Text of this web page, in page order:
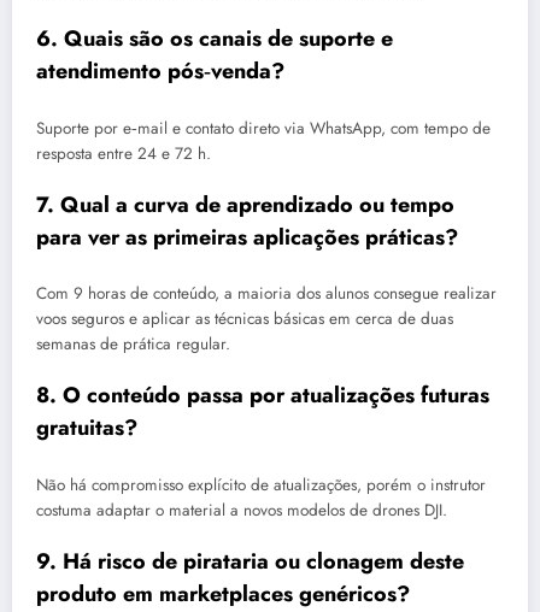
6. Quais são os canais de suporte e
atendimento pós‑venda?
Suporte por e‑mail e contato direto via WhatsApp, com tempo de
resposta entre 24 e 72 h.
7. Qual a curva de aprendizado ou tempo
para ver as primeiras aplicações práticas?
Com 9 horas de conteúdo, a maioria dos alunos consegue realizar
voos seguros e aplicar as técnicas básicas em cerca de duas
semanas de prática regular.
8. O conteúdo passa por atualizações futuras
gratuitas?
Não há compromisso explícito de atualizações, porém o instrutor
costuma adaptar o material a novos modelos de drones DJI.
9. Há risco de pirataria ou clonagem deste
produto em marketplaces genéricos?